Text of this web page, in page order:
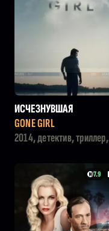
ИСЧЕЗНУВШАЯ
GONE GIRL
2014, детектив, триллер,
7.9